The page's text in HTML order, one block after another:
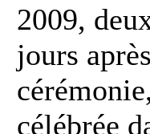
2009,
jours
célébrée